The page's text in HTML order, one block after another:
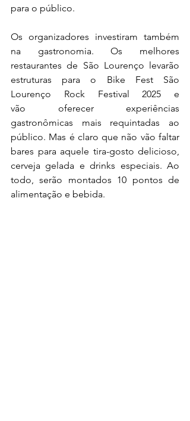
para o público.
Os organizadores investiram também
na gastronomia. Os melhores
restaurantes de São Lourenço levarão
estruturas para o Bike Fest São
Lourenço Rock Festival 2025 e
vão oferecer experiências
gastronômicas mais requintadas ao
público. Mas é claro que não vão faltar
bares para aquele tira-gosto delicioso,
cerveja gelada e drinks especiais. Ao
todo, serão montados 10 pontos de
alimentação e bebida.